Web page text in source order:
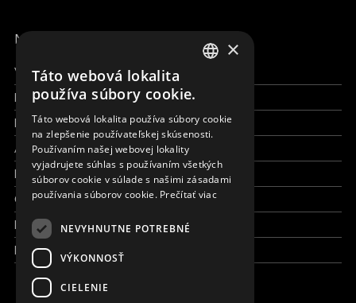
MENU
Všetky formy pomoci
Financie a reporty
Pracujte s nami
Aktuálne
Kto sme
Čo robíme
Kde robíme
Kontaktujte nás
CZECH
FRENCH
×
Táto webová lokalita
používa súbory cookie.
Táto webová lokalita používa súbory cookie
na zlepšenie používateľskej skúsenosti.
Používaním našej webovej lokality
vyjadrujete súhlas s používaním všetkých
súborov cookie v súlade s našimi zásadami
používania súborov cookie. Prečítať viac
NEVYHNUTNE POTREBNÉ
VÝKONNOSŤ
CIELENIE